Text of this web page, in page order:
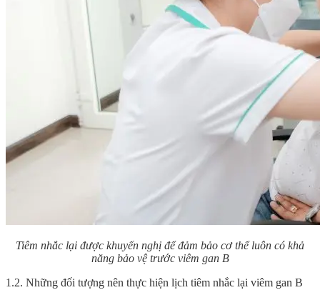
Tiêm nhắc lại được khuyến nghị để đảm bảo cơ thể luôn có khả
năng bảo vệ trước viêm gan B
1.2. Những đối tượng nên thực hiện lịch tiêm nhắc lại viêm gan B